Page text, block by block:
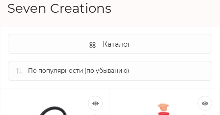
Seven Creations
Каталог